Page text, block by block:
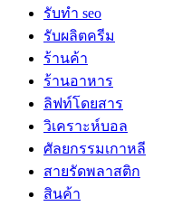
รับทำ seo
รับผลิตครีม
ร้านค้า
ร้านอาหาร
ลิฟท์โดยสาร
วิเคราะห์บอล
ศัลยกรรมเกาหลี
สายรัดพลาสติก
สินค้า